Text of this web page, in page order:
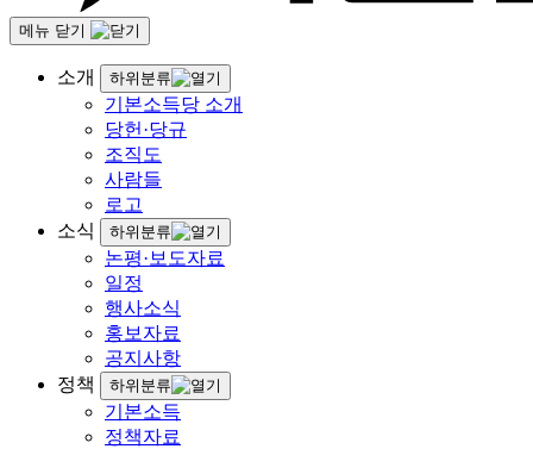
메뉴 닫기
소개 하위분류
기본소득당 소개
당헌·당규
조직도
사람들
로고
소식
하위분류
논평·보도자료
일정
행사소식
홍보자료
공지사항
정책
하위분류
기본소득
정책자료